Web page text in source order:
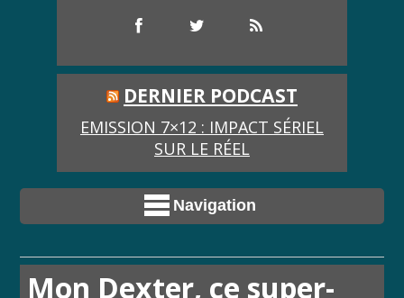
DERNIER PODCAST
EMISSION 7×12 : IMPACT SÉRIEL
SUR LE RÉEL
Navigation
Mon Dexter, ce super-